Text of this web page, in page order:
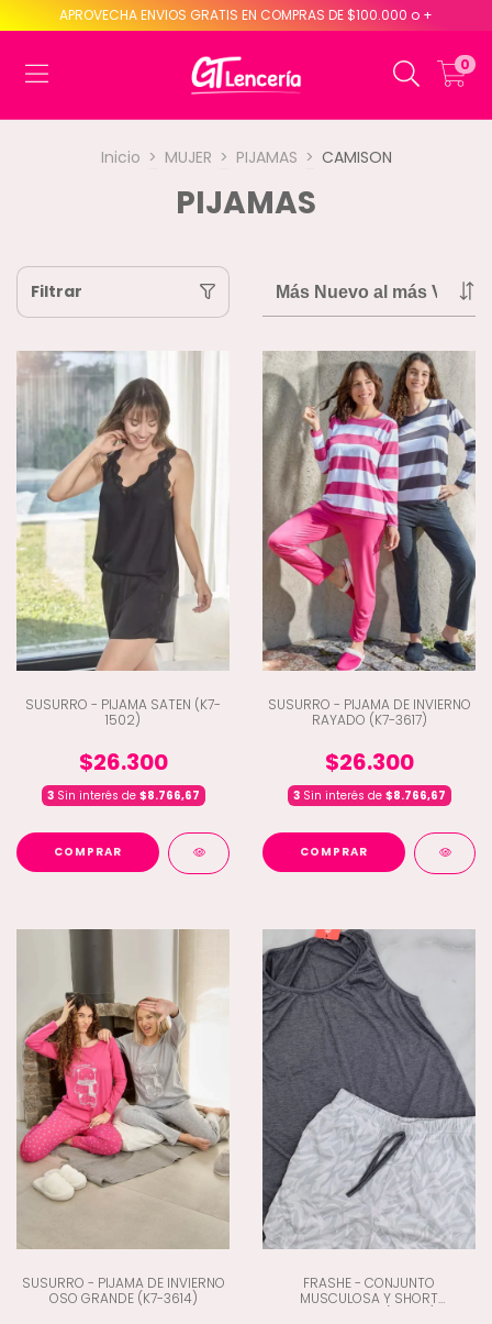
APROVECHA ENVIOS GRATIS EN COMPRAS DE $100.000 o +
0
Inicio > MUJER > PIJAMAS > CAMISON
PIJAMAS
Filtrar
SUSURRO - PIJAMA SATEN (K7-
1502)
$26.300
3Sin interés de $8.766,67
COMPRAR
SUSURRO - PIJAMA DE INVIERNO
RAYADO (K7-3617)
$26.300
3Sin interés de $8.766,67
COMPRAR
SUSURRO - PIJAMA DE INVIERNO
OSO GRANDE (K7-3614)
FRASHE - CONJUNTO
MUSCULOSA Y SHORT